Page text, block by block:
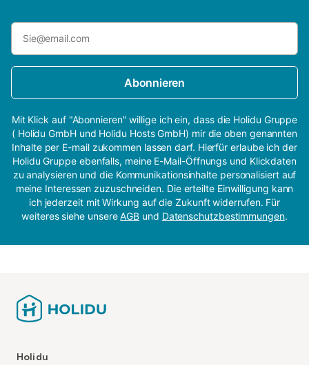
Abonnieren
Mit Klick auf "Abonnieren" willige ich ein, dass die Holidu Gruppe
( Holidu GmbH und Holidu Hosts GmbH) mir die oben genannten
Inhalte per E-mail zukommen lassen darf. Hierfür erlaube ich der
Holidu Gruppe ebenfalls, meine E-Mail-Öffnungs und Klickdaten
zu analysieren und die Kommunikationsinhalte personalisiert auf
meine Interessen zuzuschneiden. Die erteilte Einwilligung kann
ich jederzeit mit Wirkung auf die Zukunft widerrufen. Für
weiteres siehe unsereAGB und Datenschutzbestimmungen.
Holidu